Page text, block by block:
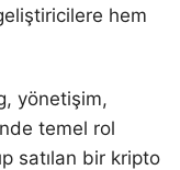
hem
yönetişim,
temel rol
satılan bir kripto